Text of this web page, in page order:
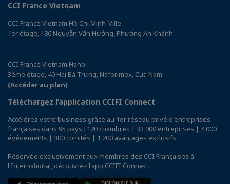
CCI France Vietnam
CCI France Vietnam Hô Chi Minh-Ville
1er étage, 186 Nguyễn Văn Hưởng, Phường An Khánh
CCI France Vietnam Hanoi
3ème étage, 40 Hai Bà Trưng, Naforimex, Cua Nam
(Accéder au plan)
Téléchargez l’application CCIFI Connect
Accélérez votre business grâce au 1er réseau privé d'entreprises
françaises dans 95 pays : 120 chambres | 33 000 entreprises | 4 000
événements | 300 comités | 1 200 avantages exclusifs
Réservée exclusivement aux membres des CCI Françaises à
l'International, découvrez l'app CCIFI Connect.